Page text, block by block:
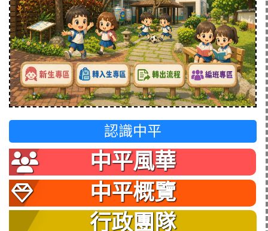
認識中平
中平風華
中平概覽
行政團隊